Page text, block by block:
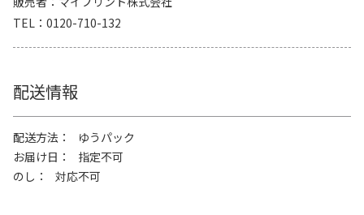
TEL
0120-710-132
配送情報
配送方法
ゆうパック
お届け日
指定不可
のし
対応不可